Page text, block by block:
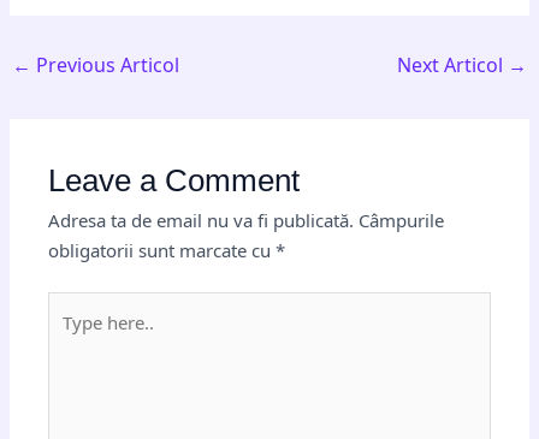
← Previous Articol Next Articol →
Leave a Comment
Adresa ta de email nu va fi publicată. Câmpurile
obligatorii sunt marcate cu*
here..